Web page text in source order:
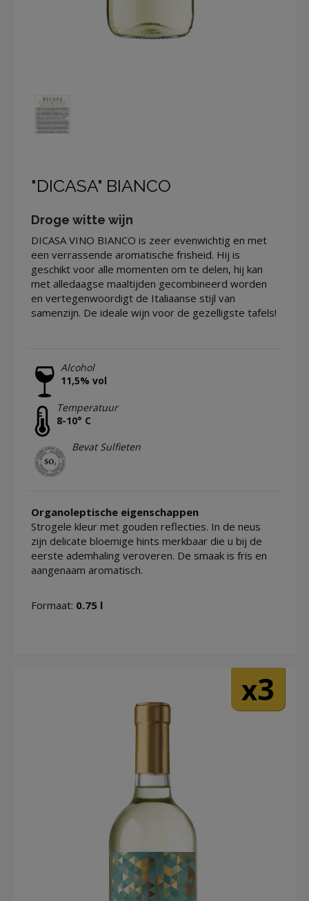
"DICASA" BIANCO
Droge witte wijn
DICASA VINO BIANCO is zeer evenwichtig en met
een verrassende aromatische frisheid. Hij is
geschikt voor alle momenten om te delen, hij kan
met alledaagse maaltijden gecombineerd worden
en vertegenwoordigt de Italiaanse stijl van
samenzijn. De ideale wijn voor de gezelligste tafels!
Alcohol
11,5% vol
Temperatuur
8-10° C
Bevat Sulfieten
Organoleptische eigenschappen
Strogele kleur met gouden reflecties. In de neus
zijn delicate bloemige hints merkbaar die u bij de
eerste ademhaling veroveren. De smaak is fris en
aangenaam aromatisch.
Formaat: 0.75 l
x3